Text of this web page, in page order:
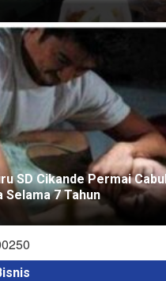
SD Cikande Permai
Selama 7 Tahun